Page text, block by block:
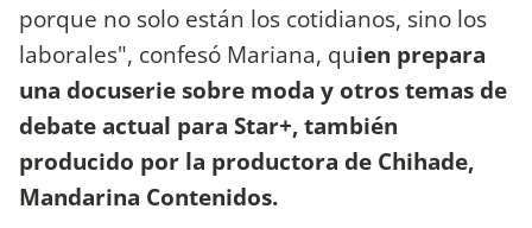
porque no solo están los cotidianos, sino los
laborales", confesó Mariana, quien prepara
una docuserie sobre moda y otros temas de
debate actual para Star+, también
producido por la productora de Chihade,
Mandarina Contenidos.